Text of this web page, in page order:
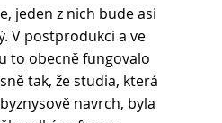
jeden z nich bude asi
V postprodukci a ve
to obecně fungovalo
tak, že studia, která
navrch, byla